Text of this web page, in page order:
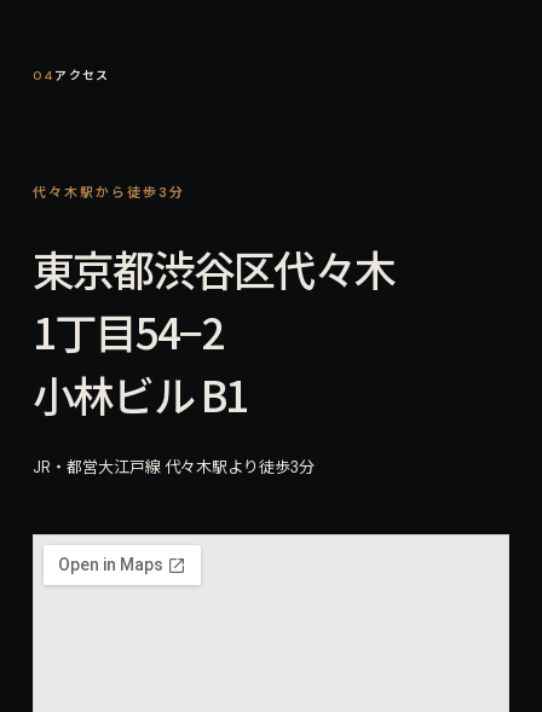
04 アクセス
代々木駅から徒歩3分
東京都渋谷区代々木
1丁目54−2
小林ビル B1
JR・都営大江戸線 代々木駅より徒歩3分